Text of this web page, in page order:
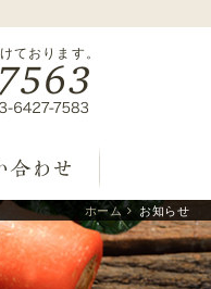
ております。
ホーム お知らせ